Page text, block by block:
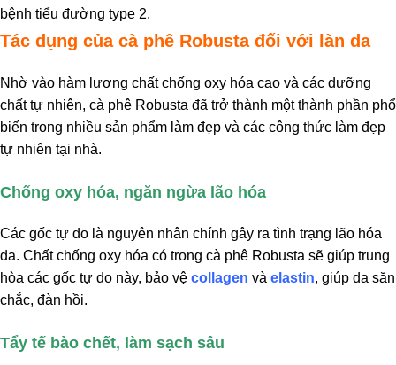
bệnh tiểu đường type 2.
Tác dụng của cà phê Robusta đối với làn da
Nhờ vào hàm lượng chất chống oxy hóa cao và các dưỡng
chất tự nhiên, cà phê Robusta đã trở thành một thành phần phổ
biến trong nhiều sản phẩm làm đẹp và các công thức làm đẹp
tự nhiên tại nhà.
Chống oxy hóa, ngăn ngừa lão hóa
Các gốc tự do là nguyên nhân chính gây ra tình trạng lão hóa
da. Chất chống oxy hóa có trong cà phê Robusta sẽ giúp trung
hòa các gốc tự do này, bảo vệ collagen và elastin, giúp da săn
chắc, đàn hồi.
Tẩy tế bào chết, làm sạch sâu